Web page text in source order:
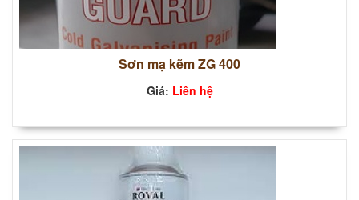
Sơn mạ kẽm ZG 400
Giá: Liên hệ